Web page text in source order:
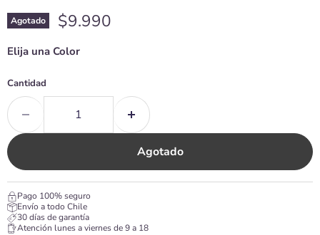
Agotado Precio actual
$9.990
Elija una Color
Cantidad
Agotado
Pago 100% seguro
Envío a todo Chile
30 días de garantía
Atención lunes a viernes de 9 a 18